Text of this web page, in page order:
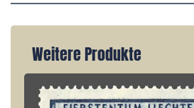
Weitere Produkte